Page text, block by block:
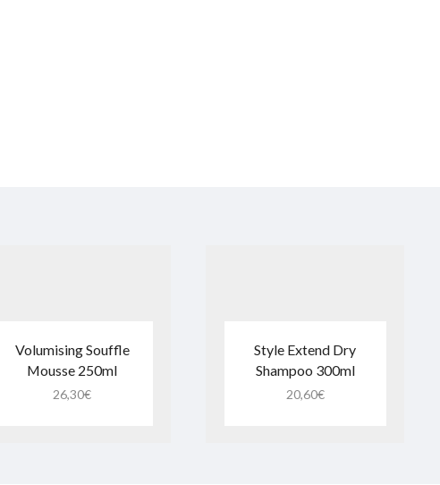
Volumising Souffle
Mousse 250ml
26,30€
Style Extend Dry
Shampoo 300ml
20,60€